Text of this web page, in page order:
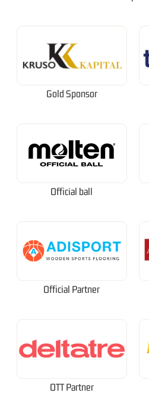
Gold Sponsor
Official ball
Official Partner
OTT Partner